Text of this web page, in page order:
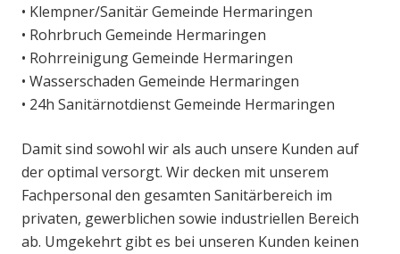
• Klempner/Sanitär Gemeinde Hermaringen
• Rohrbruch Gemeinde Hermaringen
• Rohrreinigung Gemeinde Hermaringen
• Wasserschaden Gemeinde Hermaringen
• 24h Sanitärnotdienst Gemeinde Hermaringen
Damit sind sowohl wir als auch unsere Kunden auf
der optimal versorgt. Wir decken mit unserem
Fachpersonal den gesamten Sanitärbereich im
privaten, gewerblichen sowie industriellen Bereich
ab. Umgekehrt gibt es bei unseren Kunden keinen